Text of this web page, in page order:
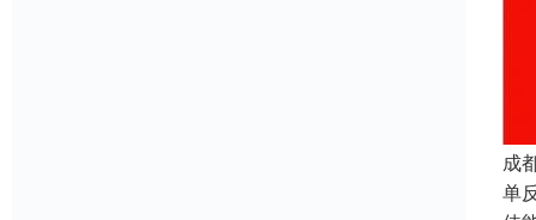
成
单